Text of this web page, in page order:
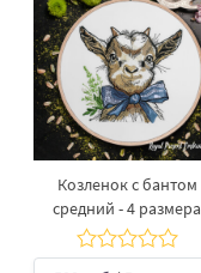
Козленок с бантом
средний - 4 размера